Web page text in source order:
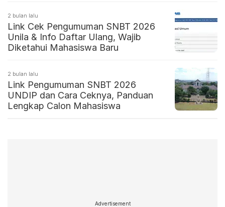
2 bulan lalu
Link Cek Pengumuman SNBT 2026
Unila & Info Daftar Ulang, Wajib
Diketahui Mahasiswa Baru
2 bulan lalu
Link Pengumuman SNBT 2026
UNDIP dan Cara Ceknya, Panduan
Lengkap Calon Mahasiswa
Advertisement